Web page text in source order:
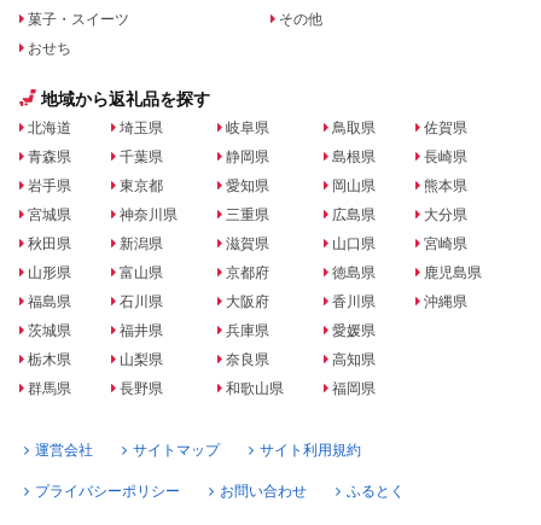
菓子・スイーツ
おせち
その他
地域から返礼品を探す
北海道
青森県
岩手県
宮城県
秋田県
山形県
福島県
茨城県
栃木県
群馬県
埼玉県
千葉県
東京都
神奈川県
新潟県
富山県
石川県
福井県
山梨県
長野県
岐阜県
静岡県
愛知県
三重県
滋賀県
京都府
大阪府
兵庫県
奈良県
和歌山県
鳥取県
島根県
岡山県
広島県
山口県
徳島県
香川県
愛媛県
高知県
福岡県
佐賀県
長崎県
熊本県
大分県
宮崎県
鹿児島県
沖縄県
運営会社 サイトマップ サイト利用規約
プライバシーポリシー お問い合わせ ふるとく